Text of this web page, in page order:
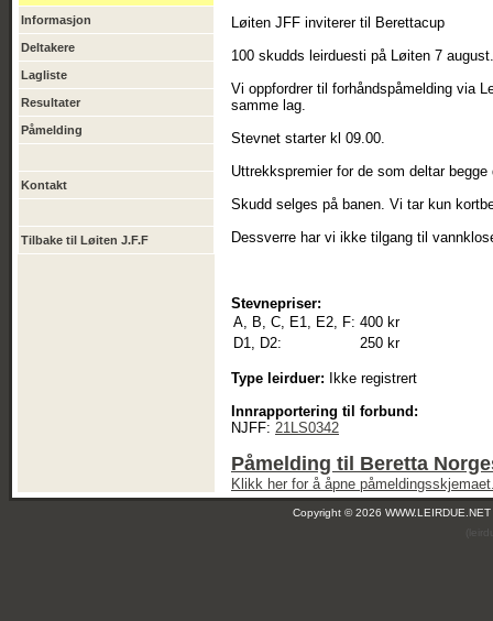
Informasjon
Deltakere
Lagliste
Resultater
Påmelding
Kontakt
Tilbake til Løiten J.F.F
Løiten JFF inviterer til Berettacup
100 skudds leirduesti på Løiten 7 august.
Vi oppfordrer til forhåndspåmelding via
samme lag.
Stevnet starter kl 09.00.
Uttrekkspremier for de som deltar
Skudd selges på banen. Vi tar kun
Dessverre har vi ikke tilgang til
Stevnepriser:
A, B, C, E1, E2, F: 400 kr
D1, D2:
250 kr
Type leirduer: Ikke registrert
Innrapportering til forbund:
NJFF: 21LS0342
Påmelding til Beretta
Klikk her for å åpne
Copyright © 2026